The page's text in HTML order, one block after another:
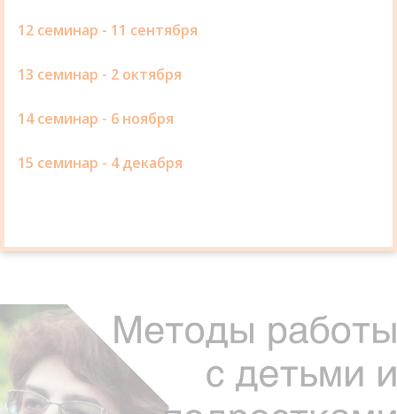
12 семинар - 11 сентября
13 семинар - 2 октября
14 семинар - 6 ноября
15 семинар - 4 декабря